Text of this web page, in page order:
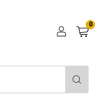
0